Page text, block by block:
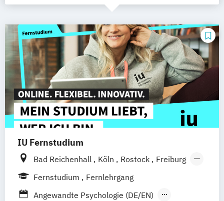
IU Fernstudium
Bad Reichenhall Köln Rostock
Freiburg
Kiel
Frankfurt am Main
Stuttgart
Fernstudium
Fernlehrgang
Angewandte Psychologie (DE/EN)